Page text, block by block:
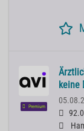
Premium
keine